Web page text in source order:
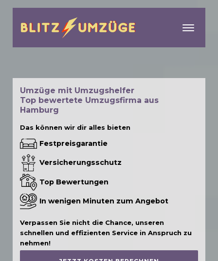
Umzüge mit Umzugshelfer
Top bewertete Umzugsfirma aus
Hamburg
Das können wir dir alles bieten
Festpreisgarantie
Versicherungsschutz
Top Bewertungen
In wenigen Minuten zum Angebot
Verpassen Sie nicht die Chance, unseren
schnellen und effizienten Service in Anspruch zu
nehmen!